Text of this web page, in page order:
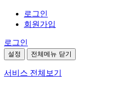
로그인
회원가입
로그인
설정 전체메뉴 닫기
서비스 전체보기